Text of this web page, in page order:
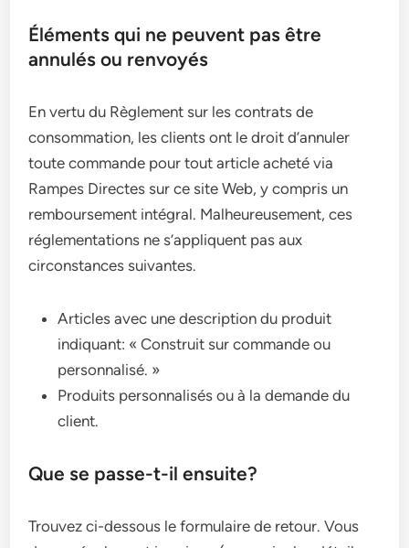
Éléments qui ne peuvent pas être
annulés ou renvoyés
En vertu du Règlement sur les contrats de
consommation, les clients ont le droit d’annuler
toute commande pour tout article acheté via
Rampes Directes sur ce site Web, y compris un
remboursement intégral. Malheureusement, ces
réglementations ne s’appliquent pas aux
circonstances suivantes.
Articles avec une description du produit
indiquant: « Construit sur commande ou
personnalisé. »
Produits personnalisés ou à la demande du
client.
Que se passe-t-il ensuite?
Trouvez ci-dessous le formulaire de retour. Vous